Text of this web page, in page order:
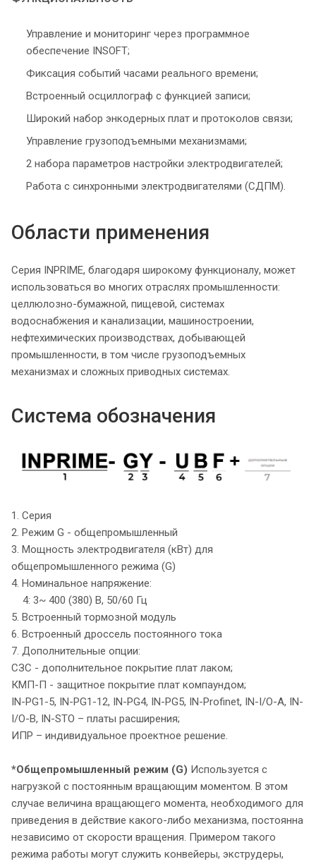
Управление и мониторинг через программное
обеспечение INSOFT;
Фиксация событий часами реального времени;
Встроенный осциллограф с функцией записи;
Широкий набор энкодерных плат и протоколов связи;
Управление грузоподъемными механизмами;
2 набора параметров настройки электродвигателей;
Работа с синхронными электродвигателями (СДПМ).
Области применения
Серия INPRIME, благодаря широкому функционалу, может
использоваться во многих отраслях промышленности:
целлюлозно-бумажной, пищевой, системах
водоснабжения и канализации, машиностроении,
нефтехимических производствах, добывающей
промышленности, в том числе грузоподъемных
механизмах и сложных приводных системах.
Система обозначения
1. Серия
2. Режим G - общепромышленный
3. Мощность электродвигателя (кВт) для
общепромышленного режима (G)
4. Номинальное напряжение:
4: 3~ 400 (380) В, 50/60 Гц
5. Встроенный тормозной модуль
6. Встроенный дроссель постоянного тока
7. Дополнительные опции:
СЗС - дополнительное покрытие плат лаком;
КМП-П - защитное покрытие плат компаундом;
IN-PG1-5, IN-PG1-12, IN-PG4, IN-PG5, IN-Profinet, IN-I/O-A, IN-
I/O-В, IN-STO – платы расширения;
ИПР – индивидуальное проектное решение.
*Общепромышленный режим (G) Используется с
нагрузкой с постоянным вращающим моментом. В этом
случае величина вращающего момента, необходимого для
приведения в действие какого-либо механизма, постоянна
независимо от скорости вращения. Примером такого
режима работы могут служить конвейеры, экструдеры,